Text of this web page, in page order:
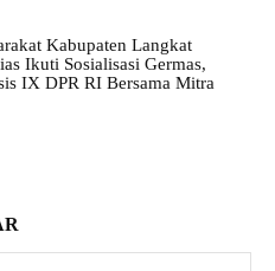
Kabupaten Langkat
Ikuti Sosialisasi Germas,
IX DPR RI Bersama Mitra